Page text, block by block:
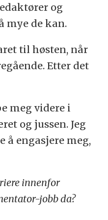
og
mye de kan.
til høsten, når
Etter det
meg videre i
og jussen. Jeg
engasjere meg,
innenfor
jobb da?